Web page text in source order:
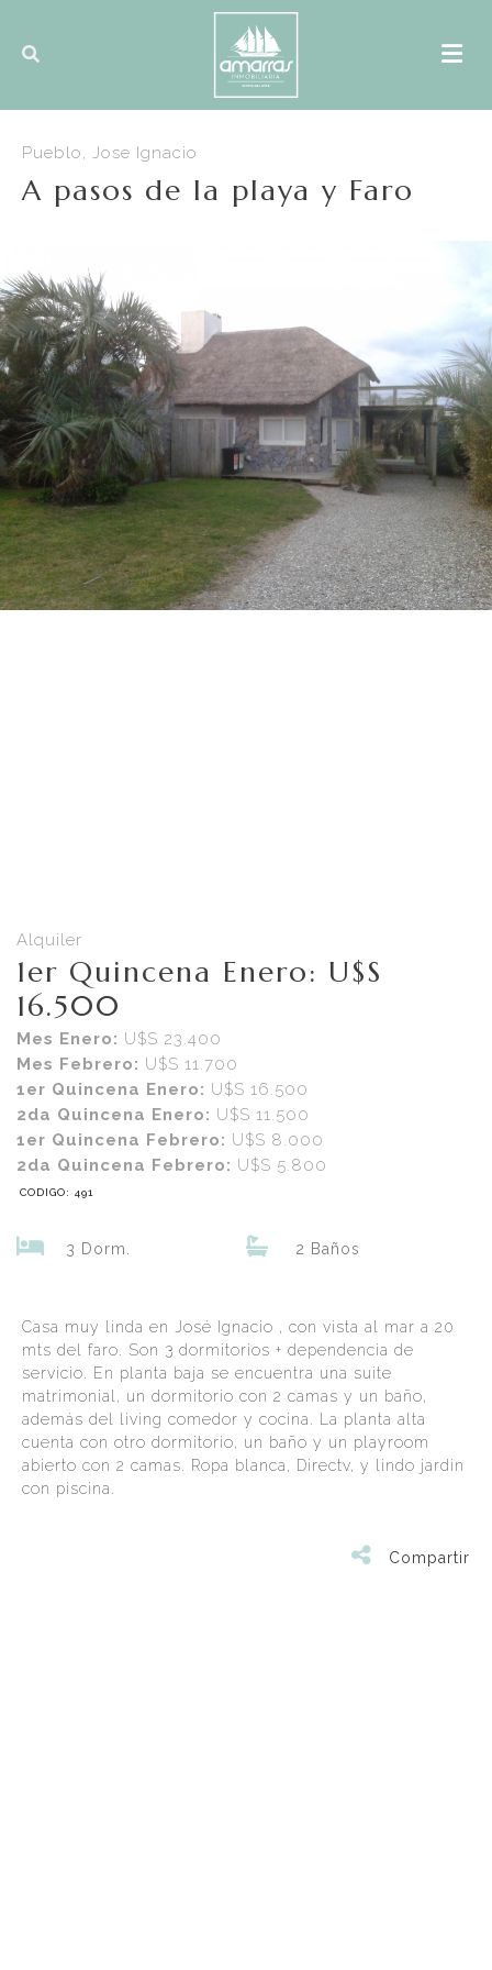
Pueblo, Jose Ignacio
A pasos de la playa y Faro
Alquiler
1er Quincena Enero: U$S
16.500
Mes Enero: U$S 23.400
Mes Febrero: U$S 11.700
1er Quincena Enero: U$S 16.500
2da Quincena Enero: U$S 11.500
1er Quincena Febrero: U$S 8.000
2da Quincena Febrero: U$S 5.800
CODIGO: 491
3 Dorm. 2 Baños
Casa muy linda en José Ignacio , con vista al mar a 20
mts del faro. Son 3 dormitorios + dependencia de
servicio. En planta baja se encuentra una suite
matrimonial, un dormitorio con 2 camas y un baño,
además del living comedor y cocina. La planta alta
cuenta con otro dormitorio, un baño y un playroom
abierto con 2 camas. Ropa blanca, Directv, y lindo jardin
con piscina.
Compartir